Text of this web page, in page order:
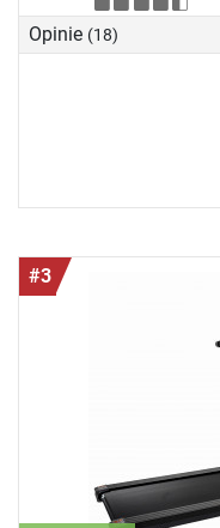
Opinie (18)
#3